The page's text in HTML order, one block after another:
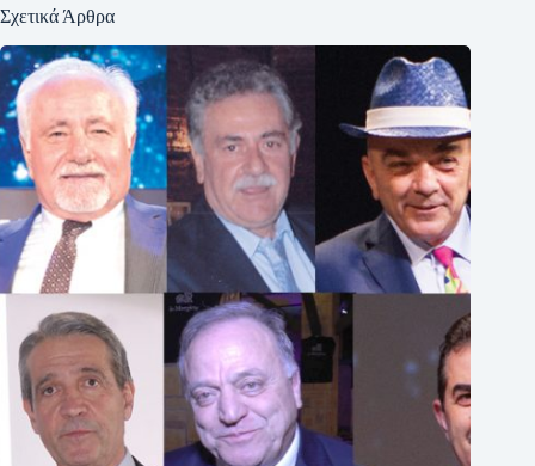
Σχετικά Άρθρα